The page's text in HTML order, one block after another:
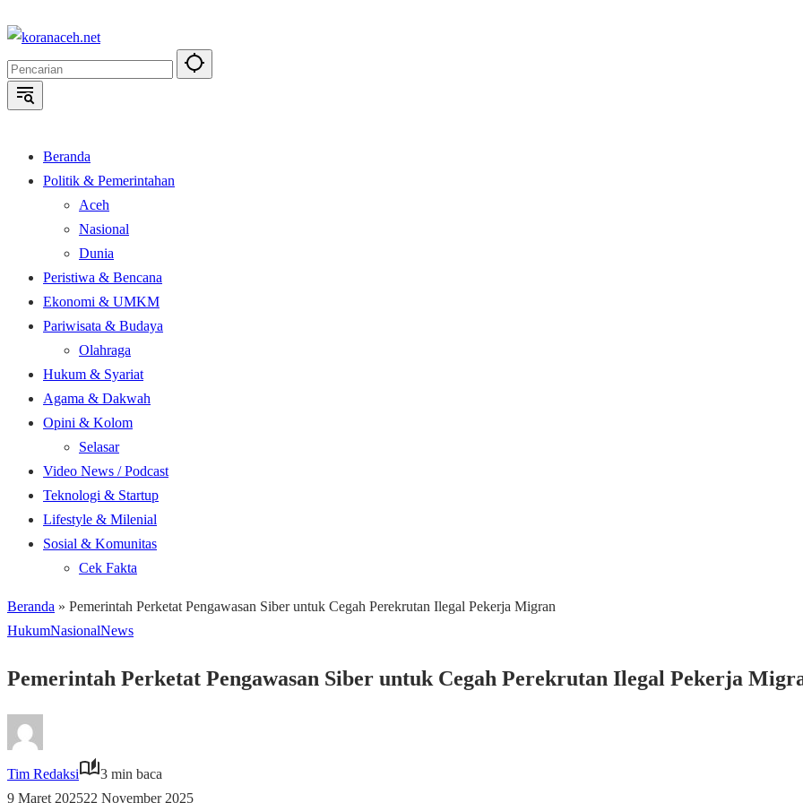
ke
konten
Beranda
Politik & Pemerintahan
Aceh
Nasional
Dunia
Peristiwa & Bencana
Ekonomi & UMKM
Pariwisata & Budaya
Olahraga
Hukum & Syariat
Agama & Dakwah
Opini & Kolom
Selasar
Video News / Podcast
Teknologi & Startup
Lifestyle & Milenial
Sosial & Komunitas
Cek Fakta
Beranda » Pemerintah Perketat Pengawasan Siber untuk Cegah Perekrutan Ilegal Pekerja Migran
HukumNasionalNews
Pemerintah Perketat Pengawasan Siber untuk Cegah Perekrutan Ilegal Pekerja
Tim Redaksi
3 min baca
9 Maret 202522 November 2025